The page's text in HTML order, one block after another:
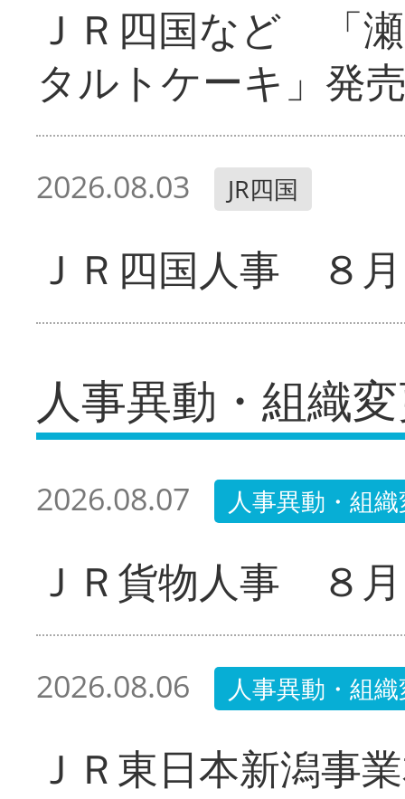
ＪＲ四国など 「
タルトケーキ」発
2026.08.03 JR四国
ＪＲ四国人事 ８
人事異動・組織
2026.08.07 人事異動・組
ＪＲ貨物人事 ８
2026.08.06 人事異動・組
ＪＲ東日本新潟事